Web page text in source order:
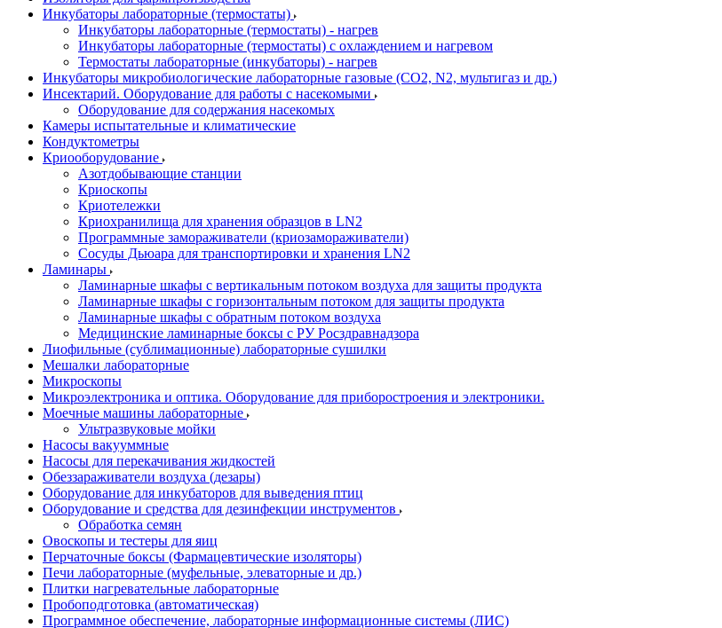
Инкубаторы лабораторные (термостаты)
Инкубаторы лабораторные (термостаты) - нагрев
Инкубаторы лабораторные (термостаты) с охлаждением и нагревом
Термостаты лабораторные (инкубаторы) - нагрев
Инкубаторы микробиологические лабораторные газовые (CO2, N2, мультигаз и др.)
Инсектарий. Оборудование для работы с насекомыми
Оборудование для содержания насекомых
Камеры испытательные и климатические
Кондуктометры
Криооборудование
Азотдобывающие станции
Криоскопы
Криотележки
Криохранилища для хранения образцов в LN2
Программные замораживатели (криозамораживатели)
Сосуды Дьюара для транспортировки и хранения LN2
Ламинары
Ламинарные шкафы с вертикальным потоком воздуха для защиты продукта
Ламинарные шкафы с горизонтальным потоком для защиты продукта
Ламинарные шкафы с обратным потоком воздуха
Медицинские ламинарные боксы с РУ Росздравнадзора
Лиофильные (сублимационные) лабораторные сушилки
Мешалки лабораторные
Микроскопы
Микроэлектроника и оптика. Оборудование для приборостроения и электроники.
Моечные машины лабораторные
Ультразвуковые мойки
Насосы вакууммные
Насосы для перекачивания жидкостей
Обеззараживатели воздуха (дезары)
Оборудование для инкубаторов для выведения птиц
Оборудование и средства для дезинфекции инструментов
Обработка семян
Овоскопы и тестеры для яиц
Перчаточные боксы (Фармацевтические изоляторы)
Печи лабораторные (муфельные, элеваторные и др.)
Плитки нагревательные лабораторные
Пробоподготовка (автоматическая)
Программное обеспечение, лабораторные информационные системы (ЛИС)